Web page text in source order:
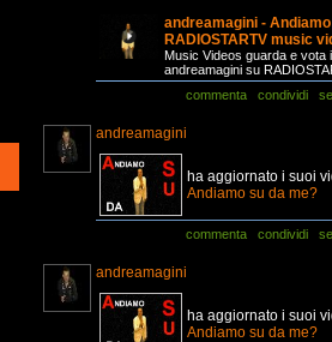
andreamagini -
RADIOSTARTV music
Music Videos guarda e vota
andreamagini su
commenta
condividi
andreamagini
ha aggiornato i suoi
Andiamo su da me?
commenta condividi
andreamagini
ha aggiornato i suoi
Andiamo su da me?